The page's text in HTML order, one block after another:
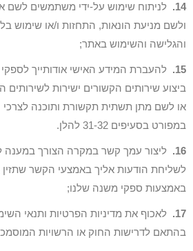
14.
לניתוח שימוש על-ידי משתמשים
ולשם מניעת הונאות, התחזות ו/או שימוש
והגלישה והשימוש באתר;
15.
להעברת המידע האישי אודותייך
ביצוע שירותים הקשורים ישירות
או לשם מתן תשתית תקשורת ותוכנה לצרכי
במפורט בסעיפים 31-32 להלן.
16.
ליצור עמך קשר במקרה הצורך במענה
לשליחת הודעות אליך באמצעי הקשר
באמצעות ספקי משנה שלנו;
17.
לאכוף את מדיניות הפרטיות ותנאי
בהתאם לדרישות החוק או הרשויות